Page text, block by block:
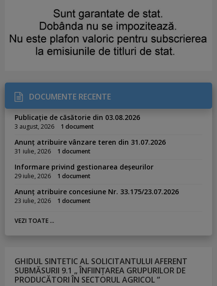
DOCUMENTE RECENTE
Publicație de căsătorie din 03.08.2026
3 august, 2026 1 document
Anunț atribuire vânzare teren din 31.07.2026
31 iulie, 2026 1 document
Informare privind gestionarea deșeurilor
29 iulie, 2026 1 document
Anunț atribuire concesiune Nr. 33.175/23.07.2026
23 iulie, 2026 1 document
VEZI TOATE ...
GHIDUL SINTETIC AL SOLICITANTULUI AFERENT
SUBMĂSURII 9.1 „ ÎNFIINȚAREA GRUPURILOR DE
PRODUCĂTORI ÎN SECTORUL AGRICOL ”